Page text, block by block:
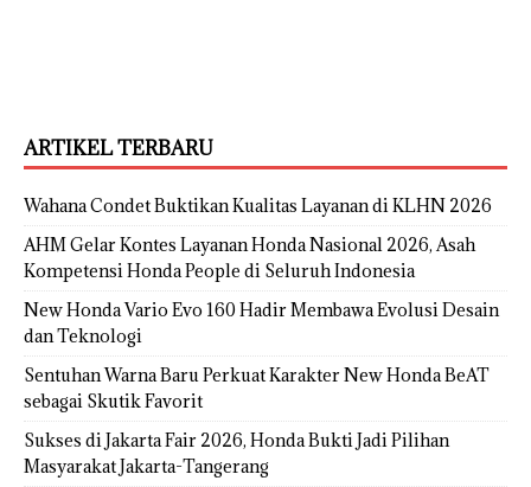
ARTIKEL TERBARU
Wahana Condet Buktikan Kualitas Layanan di KLHN 2026
AHM Gelar Kontes Layanan Honda Nasional 2026, Asah
Kompetensi Honda People di Seluruh Indonesia
New Honda Vario Evo 160 Hadir Membawa Evolusi Desain
dan Teknologi
Sentuhan Warna Baru Perkuat Karakter New Honda BeAT
sebagai Skutik Favorit
Sukses di Jakarta Fair 2026, Honda Bukti Jadi Pilihan
Masyarakat Jakarta-Tangerang